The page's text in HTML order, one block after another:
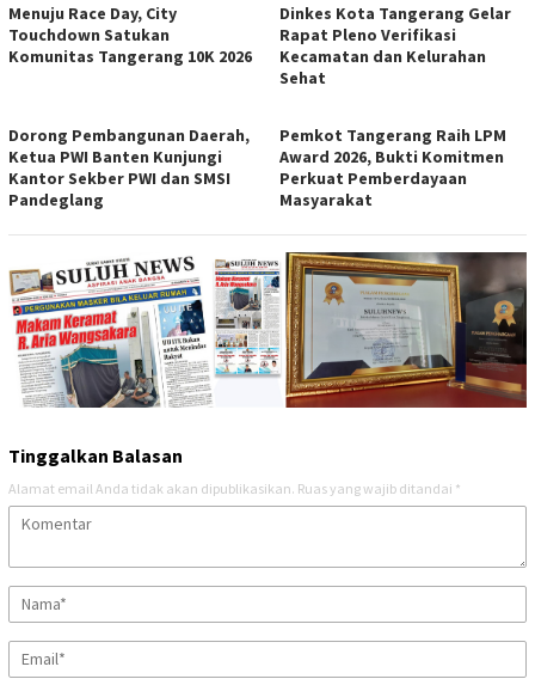
Menuju Race Day, City
Touchdown Satukan
Komunitas Tangerang 10K 2026
Dinkes Kota Tangerang Gelar
Rapat Pleno Verifikasi
Kecamatan dan Kelurahan
Sehat
Dorong Pembangunan Daerah,
Ketua PWI Banten Kunjungi
Kantor Sekber PWI dan SMSI
Pandeglang
Pemkot Tangerang Raih LPM
Award 2026, Bukti Komitmen
Perkuat Pemberdayaan
Masyarakat
Tinggalkan Balasan
Alamat email Anda tidak akan dipublikasikan. Ruas yang wajib ditandai *